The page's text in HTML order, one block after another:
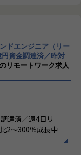
ご安心くださ
ンジニアが定着
る会社を創りた
トの風土が根付
BPR、業務フロ
RPF、要件定義な
検定、+DX認定
の認定資格
験等
「電子トレカ」
うスタートアッ
テクノロジー
かったモノを生
皆様、そしてそ
指しておりま
だきます。
ご志向に合わせ
待しています。
ドエンジニア（リー
資金調達済／昨対
のリモートワーク求人
達済／週4日リ
2～300％成長中